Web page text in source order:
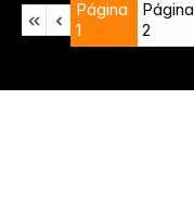
Página
1
Página
2